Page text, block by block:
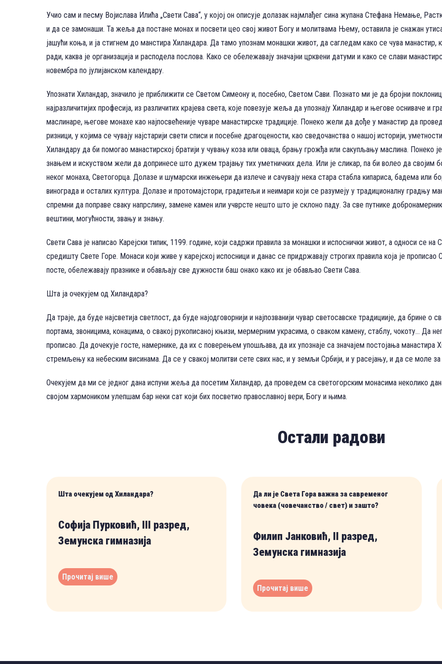
Учио сам и песму Војислава Илића „Свети Сава“, у којој он описује долазак најмлађег сина жупана Стефана Немање,
и да се замонаши. Та жеља да постане монах и посвети цео свој живот Богу и молитвама Њему, оставила је снажан
јашући коња, и ја стигнем до манстира Хиландара. Да тамо упознам монашки живот, да сагледам како се чува манастир,
ради, каква је организација и расподела послова. Како се обележавају значајни црквени датуми и како се слави
новембра по јулијанском календару.
Упознати Хиландар, значило је приближити се Светом Симеону и, посебно, Светом Сави. Познато ми је да бројни
најразличитијих професија, из различитих крајева света, које повезује жеља да упознају Хиландар и његове осниваче и
маслинаре, његове монахе као најпосвећеније чуваре манастирске традиције. Понеко жели да дође у манастир да
ризници, у којима се чувају најстарији свети списи и посебне драгоцености, као сведочанства о нашој историји,
Хиландару да би помогао манастирској братији у чувању коза или оваца, брању грожђа или сакупљању маслина. Понеко
знањем и искуством жели да допринесе што дужем трајању тих уметничких дела. Или је сликар, па би волео да својим
неког монаха, Светогорца. Долазе и шумарски инжењери да излече и сачувају нека стара стабла кипариса, бадема или
винограда и осталих култура. Долазе и протомајстори, градитељи и неимари који се разумеју у традиционалну градњу
спремни да поправе сваку напрслину, замене камен или учврсте нешто што је склоно паду. За све путнике
вештини, могућности, звању и знању.
Свети Сава је написао Карејски типик, 1199. године, који садржи правила за монашки и испоснички живот, а односи се на
средишту Свете Горе. Монаси који живе у карејској испосници и данас се придржавају строгих правила која је
посте, обележавају празнике и обављају све дужности баш онако како их је обављао Свети Сава.
Шта ја очекујем од Хиландара?
Да траје, да буде најсветија светлост, да буде најодговорнији и најпозванији чувар светосавске традициије, да брине о
портама, звоницима, конацима, о свакој рукописаној књизи, мермерним украсима, о сваком камену, стаблу, чокоту… Да
прописао. Да дочекује госте, намернике, да их с поверењем упошљава, да их упознаје са значајем постојања манастира
стремљењу ка небеским висинама. Да се у свакој молитви сете свих нас, и у земљи Србији, и у расејању, и да се моле
Очекујем да ми се једног дана испуни жеља да посетим Хиландар, да проведем са светогорским монасима неколико
својом хармоником улепшам бар неки сат који бих посветио православној вери, Богу и њима.
Остали радови
Шта очекујем од Хиландара?
Софија Пурковић, III разред,
Земунска гимназија
Прочитај више
Да ли је Света Гора важна за савременог
човека (човечанство / свет) и зашто?
Филип Јанковић, II разред,
Земунска гимназија
Прочитај више